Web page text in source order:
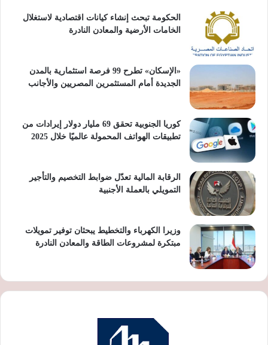
الحكومة تبحث إنشاء كيانات اقتصادية لاستغلال
الخامات الأرضية والمعادن النادرة
«الإسكان» تطرح 99 فرصة استثمارية بالمدن
الجديدة أمام المستثمرين المصريين والأجانب
كوريا الجنوبية تحقق 69 مليار دولار إيرادات من
تطبيقات الهواتف المحمولة عالميًا خلال 2025
الرقابة المالية تعدّل ضوابط التخصيم والتأجير
التمويلي بالعملة الأجنبية
وزيرا الكهرباء والتخطيط يبحثان توفير تمويلات
مبتكرة لمشروعات الطاقة والمعادن النادرة